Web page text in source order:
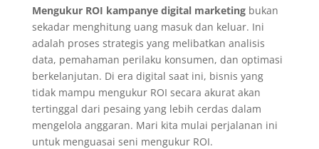
Mengukur ROI kampanye digital marketingbukan
sekadar menghitung uang masuk dan keluar. Ini
adalah proses strategis yang melibatkan analisis
data, pemahaman perilaku konsumen, dan optimasi
berkelanjutan. Di era digital saat ini, bisnis yang
tidak mampu mengukur ROI secara akurat akan
tertinggal dari pesaing yang lebih cerdas dalam
mengelola anggaran. Mari kita mulai perjalanan ini
untuk menguasai seni mengukur ROI.